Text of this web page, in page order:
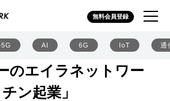
無料会員登録
AI 6G IoT 通
のエイラネットワー
ン起業」